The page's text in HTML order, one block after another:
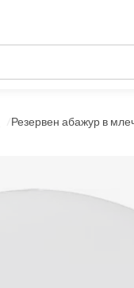
Резервен абажур в